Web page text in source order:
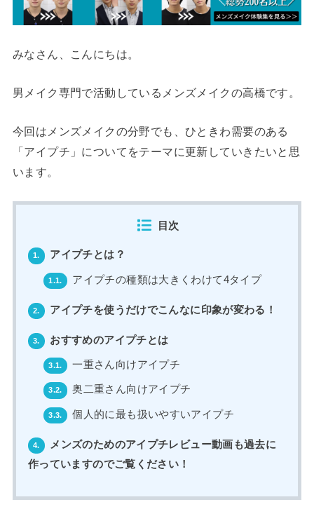
みなさん、こんにちは。
男メイク専門で活動しているメンズメイクの高橋です。
今回はメンズメイクの分野でも、ひときわ需要のある
「アイプチ」についてをテーマに更新していきたいと思
います。
目次
1. アイプチとは？
1.1. アイプチの種類は大きくわけて4タイプ
2. アイプチを使うだけでこんなに印象が変わる！
3. おすすめのアイプチとは
3.1. 一重さん向けアイプチ
3.2. 奥二重さん向けアイプチ
3.3. 個人的に最も扱いやすいアイプチ
4.
メンズのためのアイプチレビュー動画も過去に
作っていますのでご覧ください！